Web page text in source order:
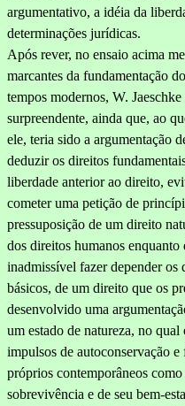
argumentativo, a idéia da
determinações jurídicas.
Após rever, no ensaio acima
marcantes da fundamentação
tempos modernos, W.
surpreendente, ainda que, ao
ele, teria sido a argumentação
deduzir os direitos
liberdade anterior ao direito,
cometer uma petição de
pressuposição de um direito
dos direitos humanos
inadmissível fazer depender os
básicos, de um direito que os
desenvolvido uma
um estado de natureza, no qual
impulsos de autoconservação
próprios contemporâneos
sobrevivência e de seu bem-